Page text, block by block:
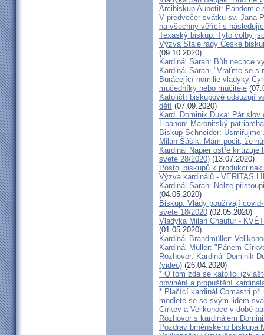
Arcibiskup Aupetit: Pandemie
V předvečer svátku sv. Jana
na všechny věřící s
Texaský biskup: Tyto volby
Výzva Stálé rady České
(09.10.2020)
Kardinál Sarah: Bůh nechce
Kardinál Sarah: "Vraťme se s
Burácející homilie vladyky
mučedníky nebo mučitele
Katoličtí biskupové odsuzují
dětí (07.09.2020)
Kard. Dominik Duka: Pár slov
Libanon: Maronitský
Biskup Schneider:
Milan Šášik: Mám pocit, že
Kardinál Napier ostře
svete 28/2020) (13.07.2020)
Postoj biskupů k produkci
Výzva kardinálů - VERITAS
Kardinál Sarah: Nelze
(04.05.2020)
Biskup: Vlády používají
svete 18/2020 (02.05.2020)
Vladyka Milan Chautur -
(01.05.2020)
Kardinál Brandmüller:
Kardinál Müller: "Pánem
Rozhovor: Kardinál Dominik
(video) (26.04.2020)
* O tom zda se katolíci
obvinění a propuštění
* Plačící kardinál Comastri
modlete se se svým lidem
Církev a Velikonoce v době
Rozhovor s kardinálem
Pozdrav brněnského biskupa